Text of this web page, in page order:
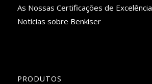
As Nossas Certificações de Excelência
Notícias sobre Benkiser
PRODUTOS